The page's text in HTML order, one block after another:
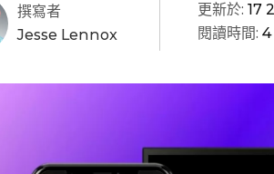
撰寫者
Jesse Lennox
更新於: 17
閱讀時間: 4